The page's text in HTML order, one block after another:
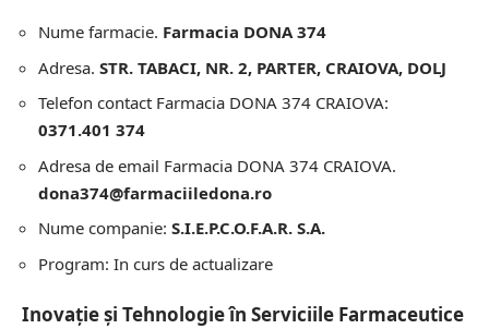
Nume farmacie. Farmacia DONA 374
Adresa. STR. TABACI, NR. 2, PARTER, CRAIOVA, DOLJ
Telefon contact Farmacia DONA 374 CRAIOVA:
0371.401 374
Adresa de email Farmacia DONA 374 CRAIOVA.
dona374@farmaciiledona.ro
Nume companie: S.I.E.P.C.O.F.A.R. S.A.
Program: In curs de actualizare
Inovație și Tehnologie în Serviciile Farmaceutice